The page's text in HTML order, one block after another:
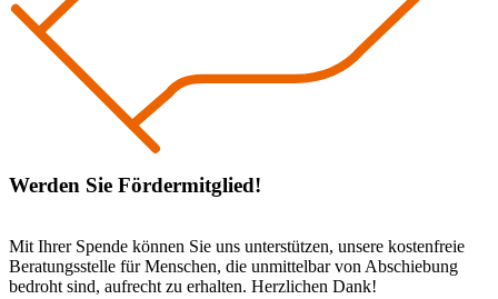
Werden Sie Fördermitglied!
Mit Ihrer Spende können Sie uns unterstützen, unsere kostenfreie
Beratungsstelle für Menschen, die unmittelbar von Abschiebung
bedroht sind, aufrecht zu erhalten. Herzlichen Dank!